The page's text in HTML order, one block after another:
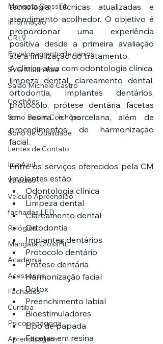
Mangata CrossFit
Informação
CRLV
Envelopamento de carros
SVG Multimídia
Salão Michele Castro
Colchões
Sono Boom Colchões
Sono de Qualidade
Lentes de Contato
Luz Azul
Veículos
Veículo Apreendido
fachadas LED
Relógios
Mangata CrossFit
Academia
Acessórios
Fachadas
Curitiba
Psicopedagoga
Aprendizagem
tecnologia, técnicas atualizadas e
atendimento acolhedor. O objetivo é
proporcionar uma experiência
positiva desde a primeira avaliação
até a finalização do tratamento.
A clínica atua com odontologia clínica,
limpeza dental, clareamento dental,
ortodontia, implantes dentários,
protocolo, prótese dentária, facetas
em resina e porcelana, além de
procedimentos de harmonização
facial.
Entre os serviços oferecidos pela CM
Implantes estão:
Odontologia clínica
Limpeza dental
Clareamento dental
Ortodontia
Implantes dentários
Protocolo dentário
Prótese dentária
Harmonização facial
Botox
Preenchimento labial
Bioestimuladores
Lipo de papada
Facetas em resina